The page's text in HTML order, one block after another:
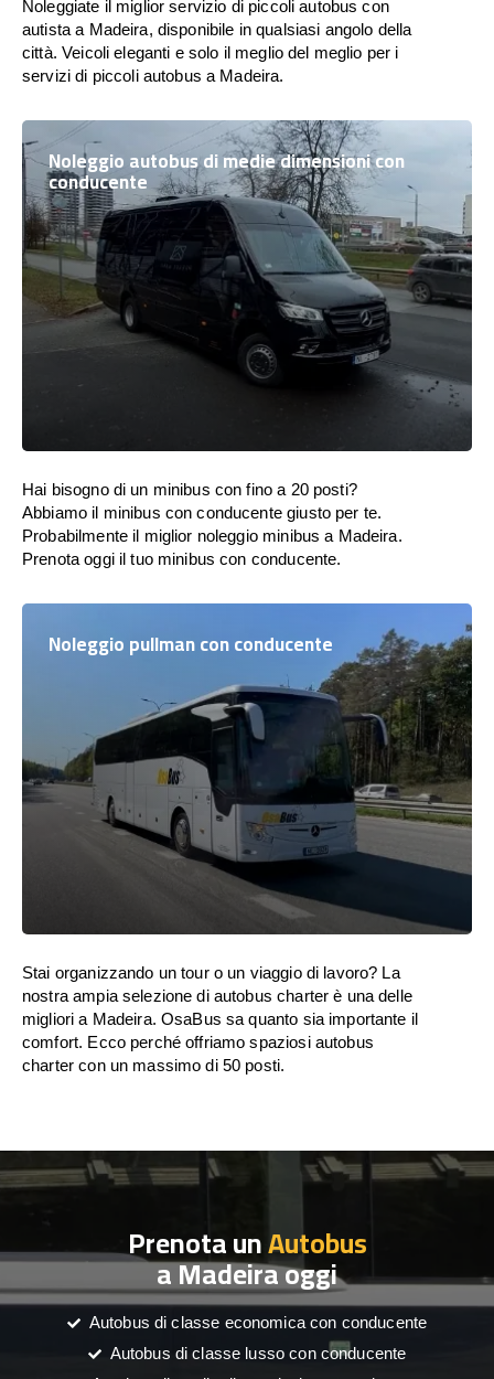
Noleggiate il miglior servizio di piccoli autobus con
autista a Madeira, disponibile in qualsiasi angolo della
città. Veicoli eleganti e solo il meglio del meglio per i
servizi di piccoli autobus a Madeira.
Noleggio autobus di medie dimensioni con
conducente
Hai bisogno di un minibus con fino a 20 posti?
Abbiamo il minibus con conducente giusto per te.
Probabilmente il miglior noleggio minibus a Madeira.
Prenota oggi il tuo minibus con conducente.
Noleggio pullman con conducente
Stai organizzando un tour o un viaggio di lavoro? La
nostra ampia selezione di autobus charter è una delle
migliori a Madeira. OsaBus sa quanto sia importante il
comfort. Ecco perché offriamo spaziosi autobus
charter con un massimo di 50 posti.
Prenota unAutobus
a Madeira oggi
Autobus di classe economica con conducente
Autobus di classe lusso con conducente